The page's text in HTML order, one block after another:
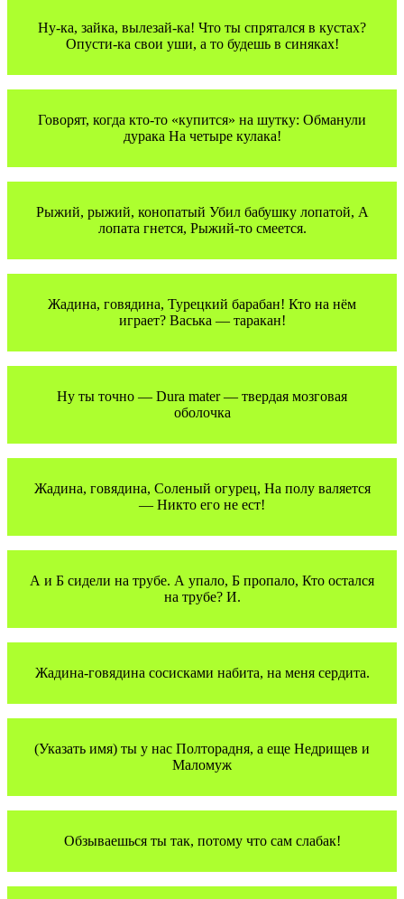
Ну-ка, зайка, вылезай-ка! Что ты спрятался в кустах?
Опусти-ка свои уши, а то будешь в синяках!
Говорят, когда кто-то «купится» на шутку: Обманули
дурака На четыре кулака!
Рыжий, рыжий, конопатый Убил бабушку лопатой, А
лопата гнется, Рыжий-то смеется.
Жадина, говядина, Турецкий барабан! Кто на нём
играет? Васька — таракан!
Ну ты точно — Dura mater — твердая мозговая
оболочка
Жадина, говядина, Соленый огурец, На полу валяется
— Никто его не ест!
А и Б сидели на трубе. А упало, Б пропало, Кто остался
на трубе? И.
Жадина-говядина сосисками набита, на меня сердита.
(Указать имя) ты у нас Полторадня, а еще Недрищев и
Маломуж
Обзываешься ты так, потому что сам слабак!